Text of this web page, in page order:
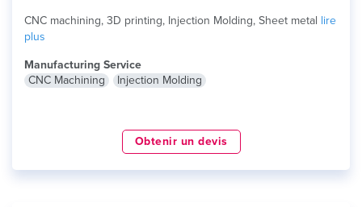
CNC machining, 3D printing, Injection Molding, Sheet metal lire
plus
Manufacturing Service
CNC Machining
Injection Molding
Obtenir un devis